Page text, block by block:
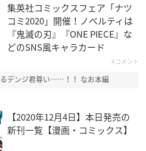
集英社コミックスフェア「ナツ
コミ2020」開催！ノベルティは
『鬼滅の刃』『ONE PIECE』な
どのSNS風キャラカード
4コメント
デンジ君尊い……！！ なお本編
【2020年12月4日】本日発売の
新刊一覧【漫画・コミックス】